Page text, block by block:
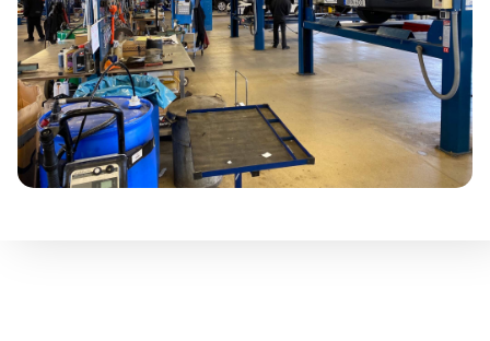
Personal
Om oss
Om våra solceller
Integritetspolicy